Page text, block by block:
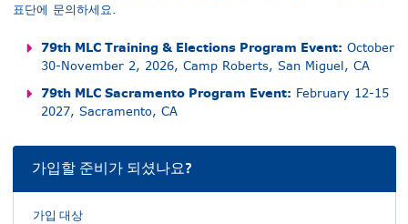
표단에 문의하세요.
79th MLC Training & Elections Program Event: October
30-November 2, 2026, Camp Roberts, San Miguel, CA
79th MLC Sacramento Program Event: February 12-15
2027, Sacramento, CA
가입할 준비가 되셨나요?
가입 대상